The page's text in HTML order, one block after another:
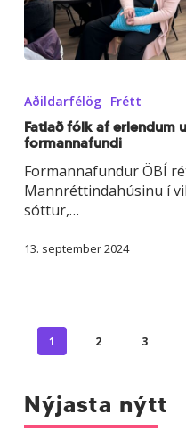
af
erlendum
uppruna
til
umræðu
á
Aðildarfélög Frétt
Fatlað fólk af erlendum
formannafundi
Formannafundur ÖBÍ
Mannréttindahúsinu í
sóttur,…
13. september 2024
1 2 3
Nýjasta nýtt